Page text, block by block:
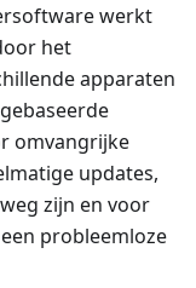
werkt
het
apparaten
omvangrijke
updates,
zijn en voor
probleemloze